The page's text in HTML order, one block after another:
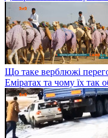
Що таке верблюжі
Еміратах та чому їх